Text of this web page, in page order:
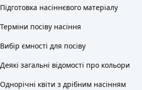
Підготовка насіннєвого матеріалу
Терміни посіву насіння
Вибір ємності для посіву
Деякі загальні відомості про кольори
Однорічні квіти з дрібним насінням